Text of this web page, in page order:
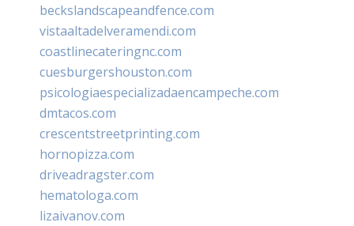
beckslandscapeandfence.com
vistaaltadelveramendi.com
coastlinecateringnc.com
cuesburgershouston.com
psicologiaespecializadaencampeche.com
dmtacos.com
crescentstreetprinting.com
hornopizza.com
driveadragster.com
hematologa.com
lizaivanov.com